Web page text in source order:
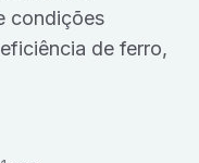
condições
de ferro,